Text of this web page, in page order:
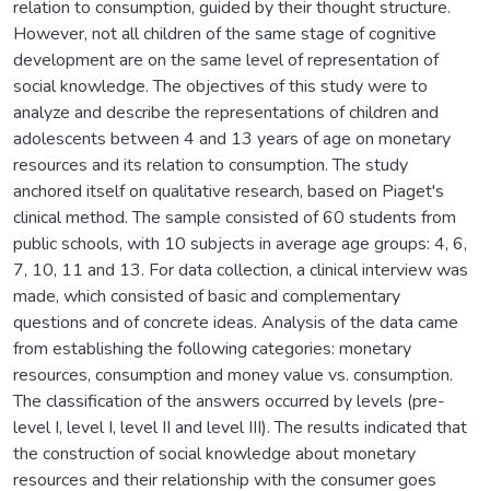
relation to consumption, guided by their thought structure.
However, not all children of the same stage of cognitive
development are on the same level of representation of
social knowledge. The objectives of this study were to
analyze and describe the representations of children and
adolescents between 4 and 13 years of age on monetary
resources and its relation to consumption. The study
anchored itself on qualitative research, based on Piaget's
clinical method. The sample consisted of 60 students from
public schools, with 10 subjects in average age groups: 4, 6,
7, 10, 11 and 13. For data collection, a clinical interview was
made, which consisted of basic and complementary
questions and of concrete ideas. Analysis of the data came
from establishing the following categories: monetary
resources, consumption and money value vs. consumption.
The classification of the answers occurred by levels (pre-
level I, level I, level II and level III). The results indicated that
the construction of social knowledge about monetary
resources and their relationship with the consumer goes